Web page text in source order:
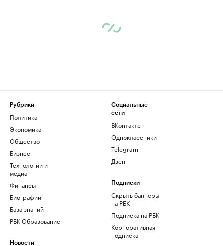
Рубрики
Политика
Экономика
Общество
Бизнес
Технологии и
медиа
Финансы
Биографии
База знаний
РБК Образование
Новости
Социальные
сети
ВКонтакте
Одноклассники
Telegram
Дзен
Подписки
Скрыть баннеры
на РБК
Подписка на РБК
Корпоративная
подписка